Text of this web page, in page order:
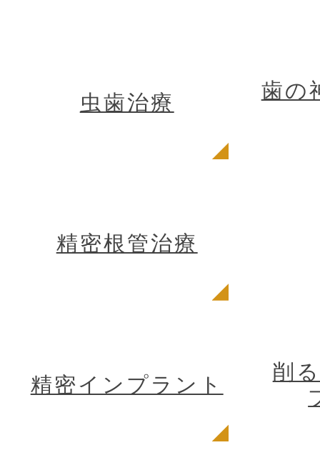
虫歯治療
歯の
精密根管治療
精密インプラント
削